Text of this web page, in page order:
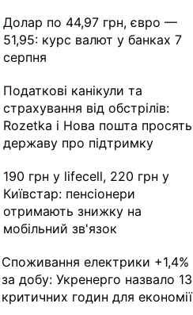
Долар по 44,97 грн, євро —
51,95: курс валют у банках 7
серпня
Податкові канікули та
страхування від обстрілів:
Rozetka і Нова пошта просять
державу про підтримку
190 грн у lifecell, 220 грн у
Київстар: пенсіонери
отримають знижку на
мобільний зв'язок
Споживання електрики +1,4%
за добу: Укренерго назвало 13
критичних годин для економії